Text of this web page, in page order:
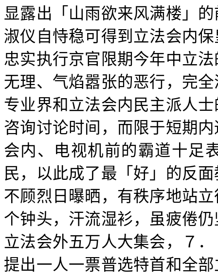
显露出「山雨欲来风满楼」
淑仪自恃稳可得到立法会内
忠实执行京官限期今年中立
无理、气焰嚣张的恶行，完
专业界和立法会内民主派人
咨询讨论时间，而限于短期
会内、电视机前的霸道十足
民，以此成了最「好」的反
不顾烈日曝晒，有秩序地站
个钟头，汗流湿衫，虽疲倦
立法会外五万人大集会，７
提出一人一票普选特首和全